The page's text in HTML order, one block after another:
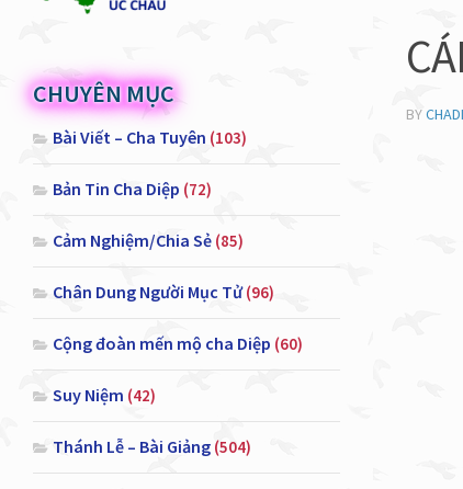
BY
CHUYÊN MỤC
Bài Viết – Cha Tuyên (103)
Bản Tin Cha Diệp (72)
Cảm Nghiệm/Chia Sẻ (85)
Chân Dung Người Mục Tử(96)
Cộng đoàn mến mộ cha Diệp (60)
Suy Niệm (42)
Thánh Lễ – Bài Giảng (504)